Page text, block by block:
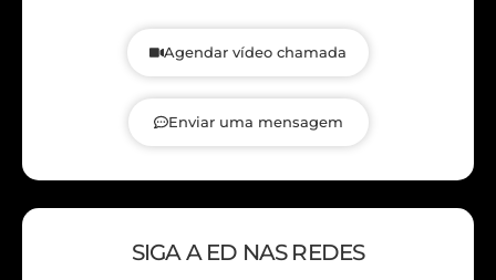
Agendar vídeo chamada
Enviar uma mensagem
SIGA A ED NAS REDES